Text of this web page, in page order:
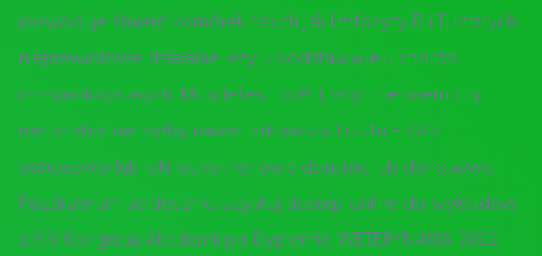
ipowoduje śmierć komórek takich jak limfocyty B i T, których
nieprawidłowe działanie leży u podstawwielu chorób
immunologicznych. Muscletest to PH, więc nie wiem czy
metanabol nie byłby nawet zdrowszy. I rzutu – GKS
donosowo lub leki leukotrienowe doustne lub donosowe.
Pozdrawiam serdecznie. Uzyskaj dostęp online do wykładów
z XIV Kongresu Akademii po Dyplomie WETERYNARIA 2022.